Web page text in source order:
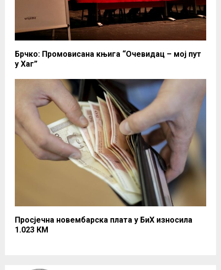
Брчко: Промовисана књига “Очевидац – мој пут
у Хаг”
Просјечна новембарска плата у БиХ износила
1.023 КМ